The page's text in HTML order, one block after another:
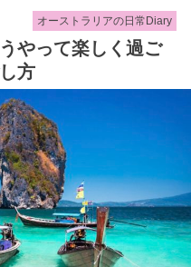
オーストラリアの日常Diary
やって楽しく過ご
方